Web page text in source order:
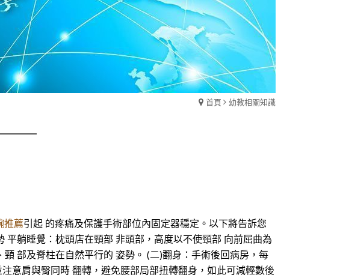
首頁 幼教相關知識
推薦引起 的疼痛及保護手術部位內固定器穩定。以下將告訴您
躺睡覺：枕頭店在頸部 非頭部，高度以不使頸部 向前屈曲為
頸 部及脊柱在自然平行的 姿勢。 (二)翻身：手術後回病房，每
意肩與臀同時 翻轉，避免腰部局部扭轉翻身，如此可減輕數後